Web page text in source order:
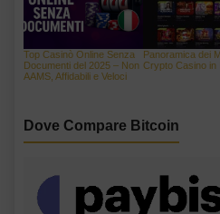
Top Casinò Online Senza
Documenti del 2025 – Non
AAMS, Affidabili e Veloci
Panoramica dei
Crypto Casino in
Dove Compare Bitcoin